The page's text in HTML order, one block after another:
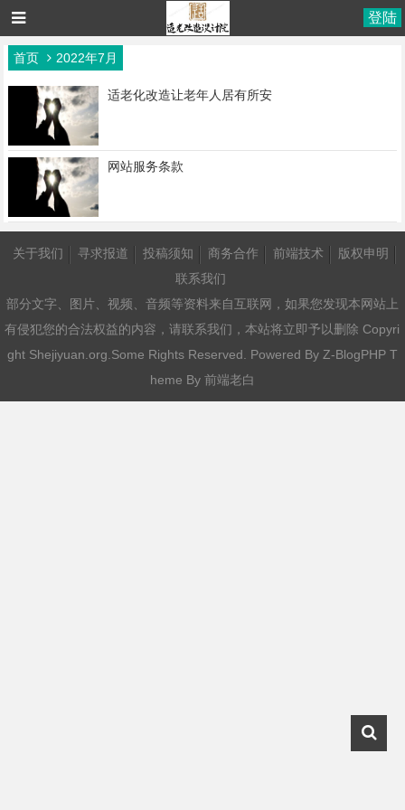
登陆
首页 2022年7月
适老化改造让老年人居有所安
网站服务条款
关于我们 寻求报道 投稿须知 商务合作 前端技术
版权申明
联系我们
部分文字、图片、视频、音频等资料来自互联网，如果您发现本网站上
有侵犯您的合法权益的内容，请联系我们，本站将立即予以删除 Copyri
ght Shejiyuan.org.Some Rights Reserved. Powered By Z-BlogPHPT
heme By 前端老白